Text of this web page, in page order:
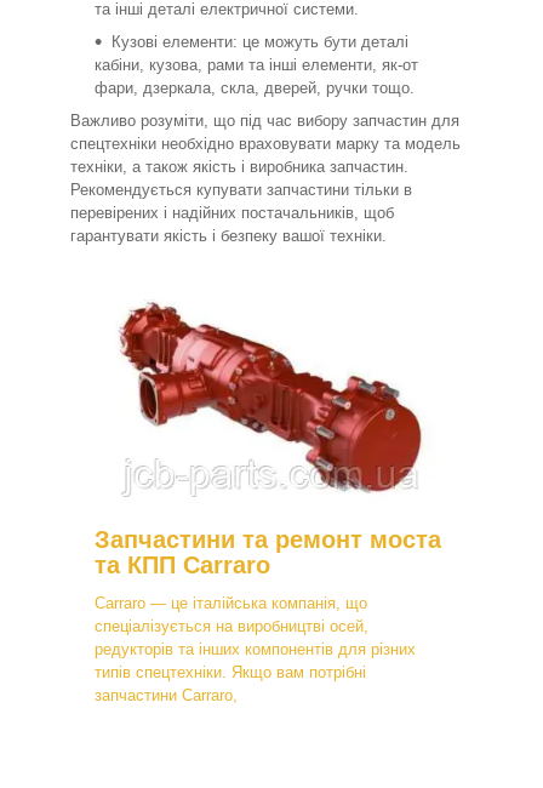
та інші деталі електричної системи.
Кузові елементи: це можуть бути деталі
кабіни, кузова, рами та інші елементи, як-от
фари, дзеркала, скла, дверей, ручки тощо.
Важливо розуміти, що під час вибору запчастин для
спецтехніки необхідно враховувати марку та модель
техніки, а також якість і виробника запчастин.
Рекомендується купувати запчастини тільки в
перевірених і надійних постачальників, щоб
гарантувати якість і безпеку вашої техніки.
Запчастини та ремонт моста
та КПП Carraro
Carraro — це італійська компанія, що
спеціалізується на виробництві осей,
редукторів та інших компонентів для різних
типів спецтехніки. Якщо вам потрібні
запчастини Carraro,